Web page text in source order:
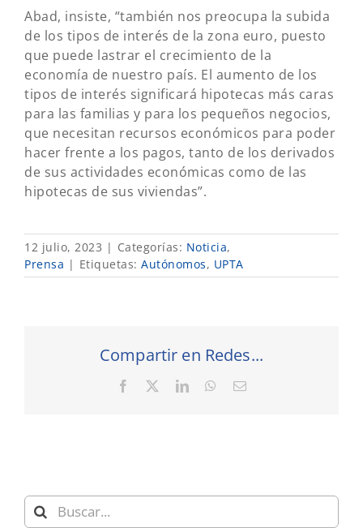
Abad, insiste, “también nos preocupa la subida
de los tipos de interés de la zona euro, puesto
que puede lastrar el crecimiento de la
economía de nuestro país. El aumento de los
tipos de interés significará hipotecas más caras
para las familias y para los pequeños negocios,
que necesitan recursos económicos para poder
hacer frente a los pagos, tanto de los derivados
de sus actividades económicas como de las
hipotecas de sus viviendas”.
12 julio, 2023 | Categorías: Noticia,
Prensa | Etiquetas: Autónomos, UPTA
Compartir en Redes...
Facebook LinkedInWhatsApp
Correo
Buscar: